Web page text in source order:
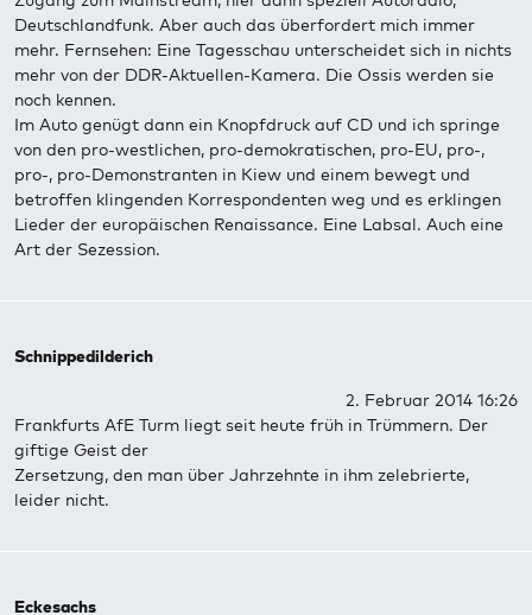
Deutschlandfunk. Aber auch das überfordert mich immer
mehr. Fernsehen: Eine Tagesschau unterscheidet sich in nichts
mehr von der DDR-Aktuellen-Kamera. Die Ossis werden sie
noch kennen.
Im Auto genügt dann ein Knopfdruck auf CD und ich springe
von den pro-westlichen, pro-demokratischen, pro-EU, pro-,
pro-, pro-Demonstranten in Kiew und einem bewegt und
betroffen klingenden Korrespondenten weg und es erklingen
Lieder der europäischen Renaissance. Eine Labsal. Auch eine
Art der Sezession.
Schnippedilderich
2. Februar 2014 16:26
Frankfurts AfE Turm liegt seit heute früh in Trümmern. Der
giftige Geist der
Zersetzung, den man über Jahrzehnte in ihm zelebrierte,
leider nicht.
Eckesachs